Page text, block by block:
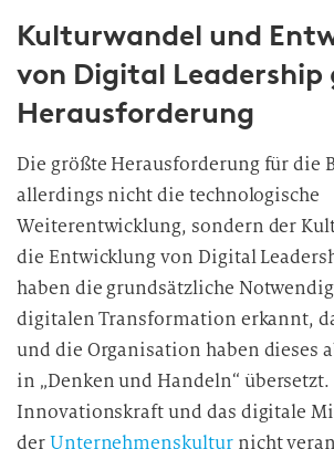
Kulturwandel und
von Digital Leadership
Herausforderung
Die größte Herausforderung für die
allerdings nicht die technologische
Weiterentwicklung, sondern der
die Entwicklung von Digital
haben die grundsätzliche
digitalen Transformation erkannt,
und die Organisation haben dieses
in „Denken und Handeln“ übersetzt.
Innovationskraft und das digitale
derUnternehmenskulturnicht